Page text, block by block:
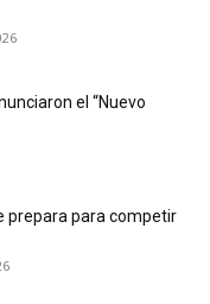
el “Nuevo
prepara para competir